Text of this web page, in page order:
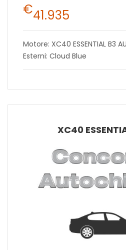
€41.935
Motore: XC40 ESSENTIAL B3
Esterni: Cloud Blue
XC40